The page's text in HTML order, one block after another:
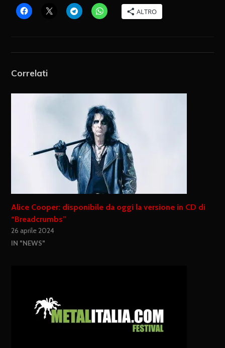
ALTRO
Correlati
Alice Cooper: disponibile da oggi la versione in CD di
“Breadcrumbs”
26 aprile 2024
IN "NEWS"